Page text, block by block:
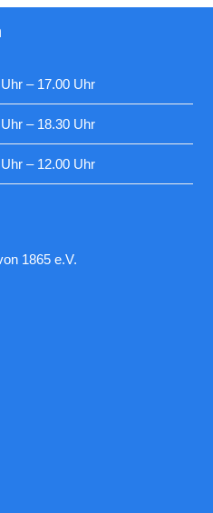
– 17.00 Uhr
– 18.30 Uhr
– 12.00 Uhr
1865 e.V.